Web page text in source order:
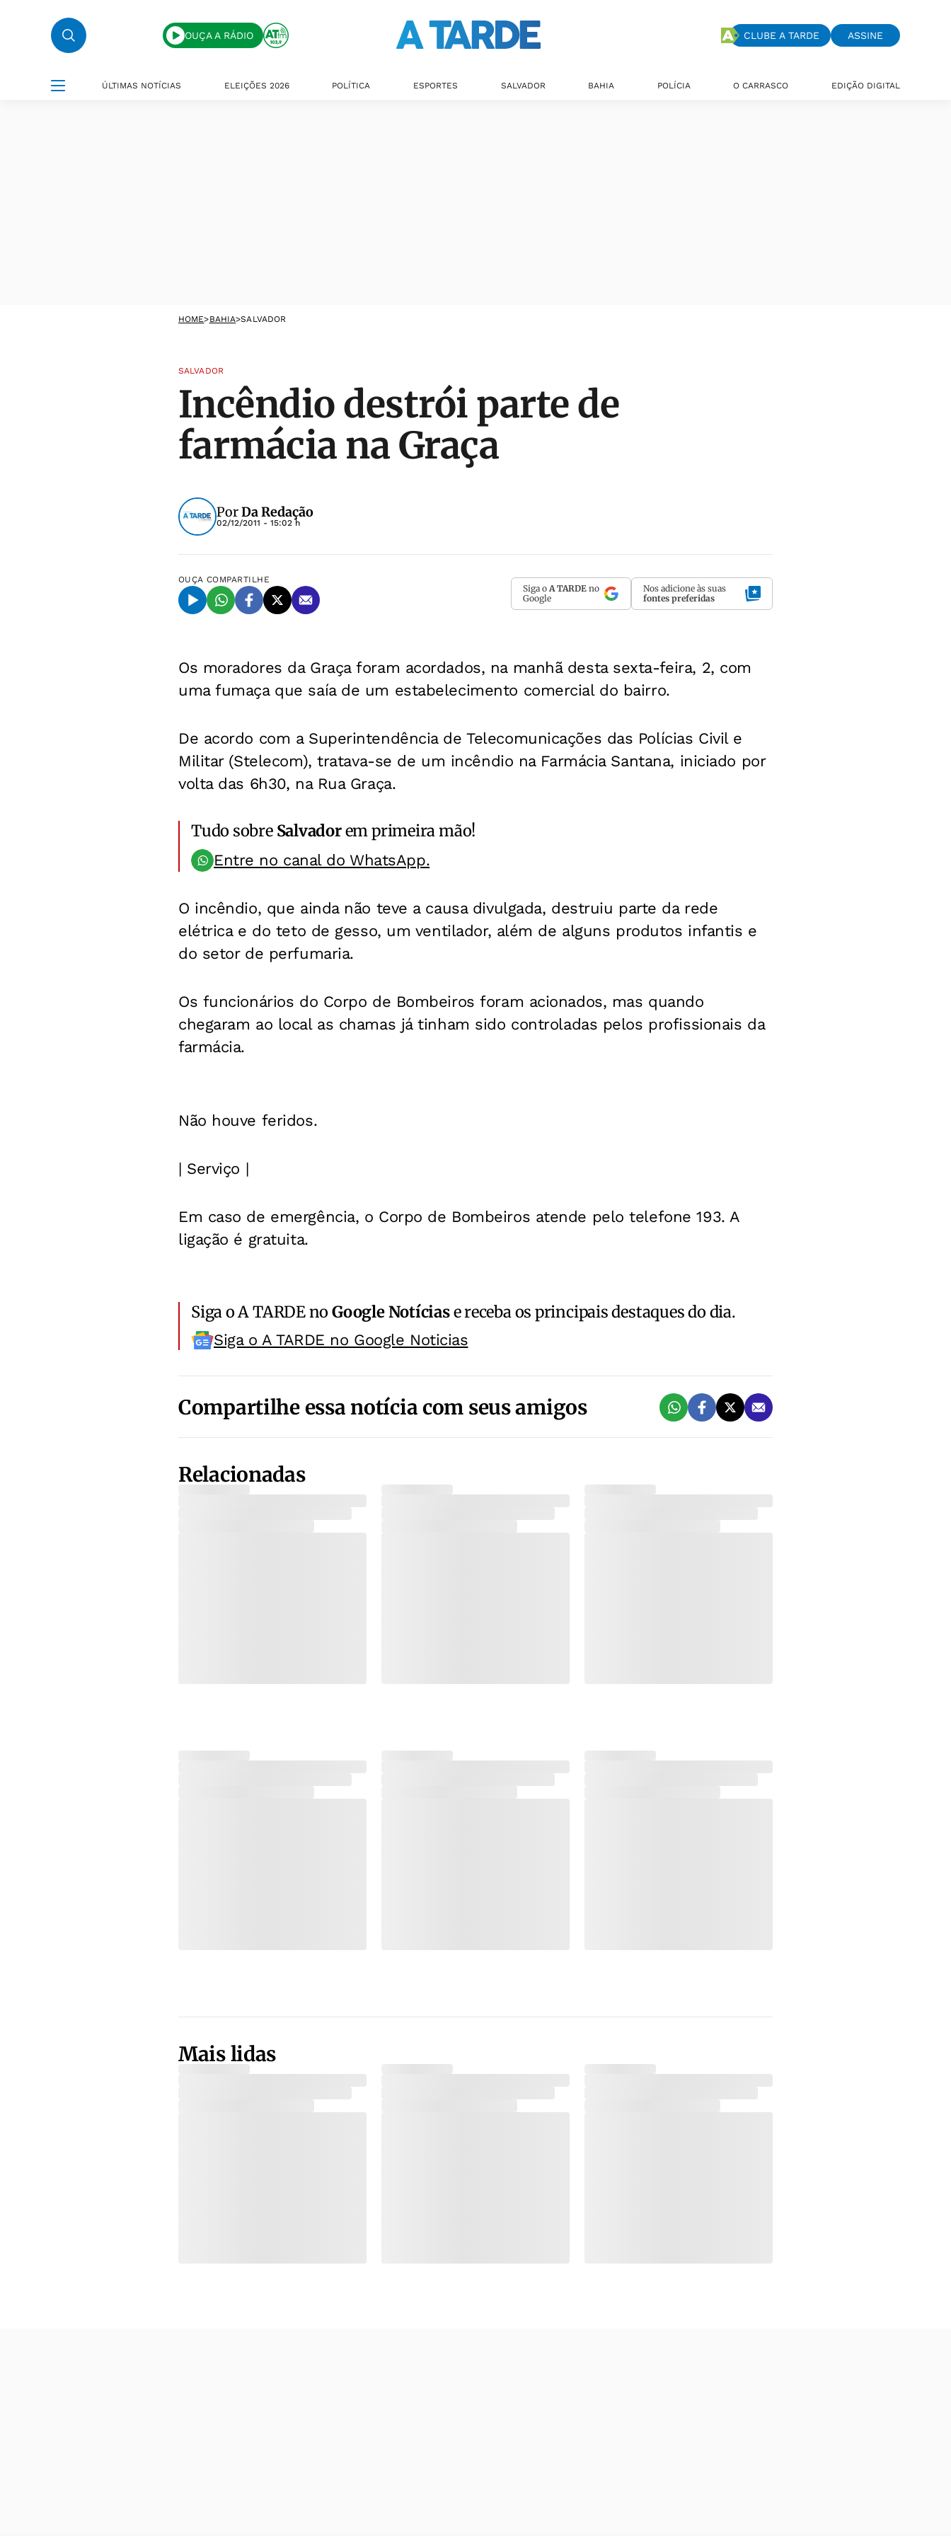
OUÇA A RÁDIO CLUBE A TARDE ASSINE
ÚLTIMAS NOTÍCIAS ELEIÇÕES 2026 POLÍTICA ESPORTES SALVADOR BAHIA POLÍCIA O CARRASCO EDIÇÃO DIGITAL
HOME>BAHIA>SALVADOR
SALVADOR
Incêndio destrói parte de
farmácia na Graça
PorDa Redação
02/12/2011 - 15:02 h
OUÇA COMPARTILHE
Siga o A TARDE no
Google
Nos adicione às suas
fontes preferidas
Os moradores da Graça foram acordados, na manhã desta sexta-feira, 2, com
uma fumaça que saía de um estabelecimento comercial do bairro.
De acordo com a Superintendência de Telecomunicações das Polícias Civil e
Militar (Stelecom), tratava-se de um incêndio na Farmácia Santana, iniciado por
volta das 6h30, na Rua Graça.
Tudo sobre Salvadorem primeira mão!
Entre no canal do WhatsApp.
O incêndio, que ainda não teve a causa divulgada, destruiu parte da rede
elétrica e do teto de gesso, um ventilador, além de alguns produtos infantis e
do setor de perfumaria.
Os funcionários do Corpo de Bombeiros foram acionados, mas quando
chegaram ao local as chamas já tinham sido controladas pelos profissionais da
farmácia.
Não houve feridos.
| Serviço |
Em caso de emergência, o Corpo de Bombeiros atende pelo telefone 193.A
ligação é gratuita.
Siga o A TARDE noGoogle Notíciase receba os principais destaques do dia.
Siga o A TARDE no Google Noticias
Compartilhe essa notícia com seus amigos
Relacionadas
Mais lidas